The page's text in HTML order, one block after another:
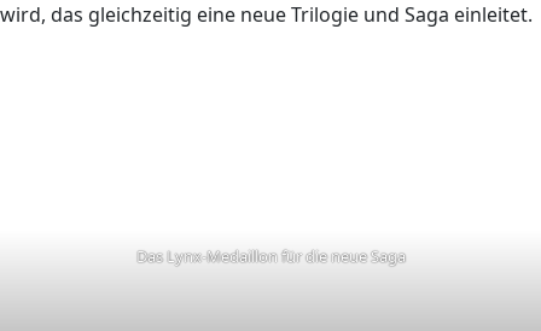
wird, das gleichzeitig eine neue Trilogie und Saga einleitet.
Das Lynx-Medaillon für die neue Saga